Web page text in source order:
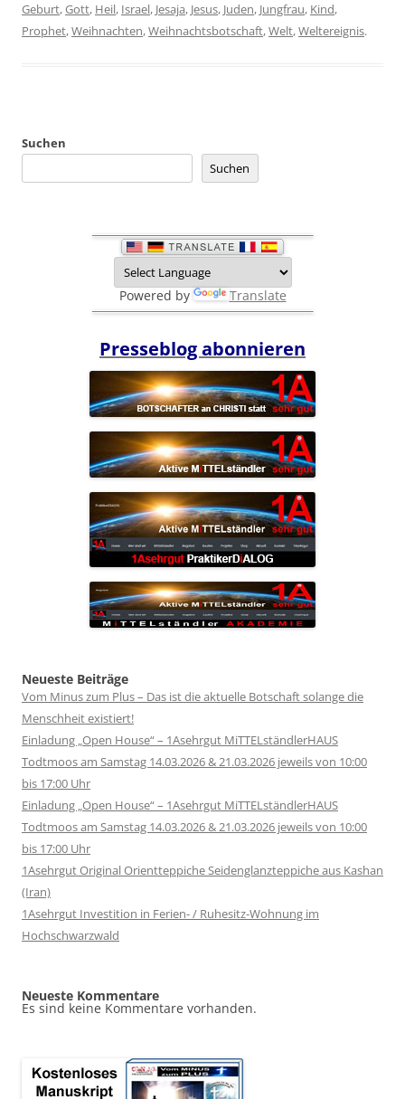
Geburt,Gott, Heil, Israel, Jesaja, Jesus, Juden, Jungfrau, Kind,
Prophet,Weihnachten,Weihnachtsbotschaft,Welt,Weltereignis.
Suchen
Suchen
Powered by Translate
Presseblog abonnieren
Neueste Beiträge
Vom Minus zum Plus – Das ist die aktuelle Botschaft solange die
Menschheit existiert!
Einladung „Open House“ – 1Asehrgut MiTTELständlerHAUS
Todtmoos am Samstag 14.03.2026 & 21.03.2026 jeweils von 10:00
bis 17:00 Uhr
Einladung „Open House“ – 1Asehrgut MiTTELständlerHAUS
Todtmoos am Samstag 14.03.2026 & 21.03.2026 jeweils von 10:00
bis 17:00 Uhr
1Asehrgut Original Orientteppiche Seidenglanzteppiche aus Kashan
(Iran)
1Asehrgut Investition in Ferien- / Ruhesitz-Wohnung im
Hochschwarzwald
Neueste Kommentare
Es sind keine Kommentare vorhanden.